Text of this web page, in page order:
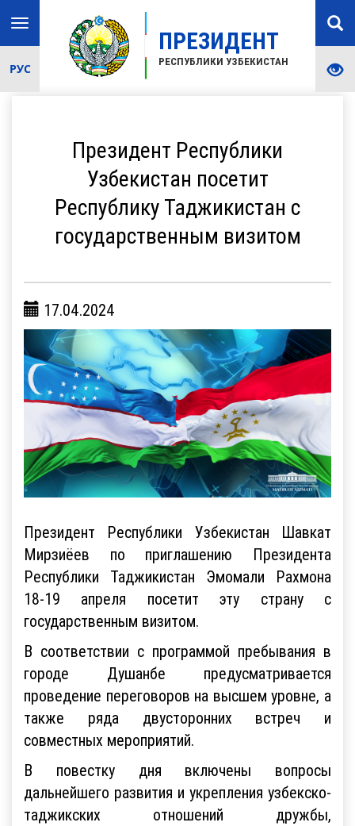
ПРЕЗИДЕНТ
РЕСПУБЛИКИ УЗБЕКИСТАН
Toggle
navigation
РУС
Президент Республики
Узбекистан посетит
Республику Таджикистан с
государственным визитом
17.04.2024
Президент Республики Узбекистан Шавкат
Мирзиёев по приглашению Президента
Республики Таджикистан Эмомали Рахмона
18-19 апреля посетит эту страну с
государственным визитом.
В соответствии с программой пребывания в
городе Душанбе предусматривается
проведение переговоров на высшем уровне, а
также ряда двусторонних встреч и
совместных мероприятий.
В повестку дня включены вопросы
дальнейшего развития и укрепления узбекско-
таджикских отношений дружбы,